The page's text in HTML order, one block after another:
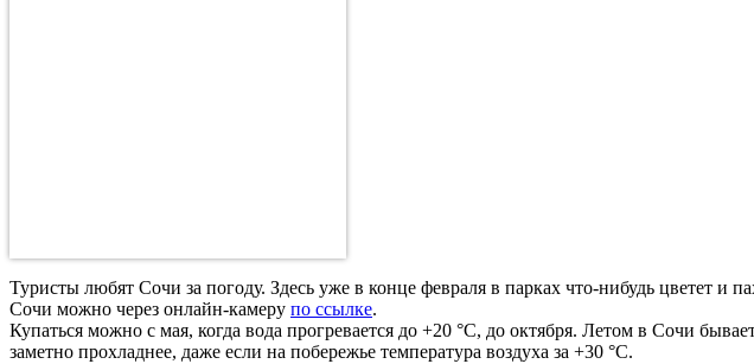
Туристы любят Сочи за погоду. Здесь уже в конце февраля в парках что-нибудь цветет и
Сочи можно через онлайн-камеру по ссылке.
Купаться можно с мая, когда вода прогревается до +20 °С, до октября. Летом в Сочи
заметно прохладнее, даже если на побережье температура воздуха за +30 °С.